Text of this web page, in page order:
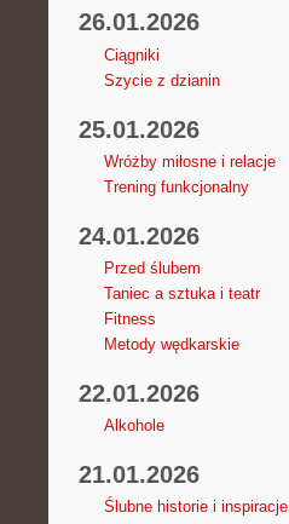
26.01.2026
Ciągniki
Szycie z dzianin
25.01.2026
Wróżby miłosne i relacje
Trening funkcjonalny
24.01.2026
Przed ślubem
Taniec a sztuka i teatr
Fitness
Metody wędkarskie
22.01.2026
Alkohole
21.01.2026
Ślubne historie i inspiracje